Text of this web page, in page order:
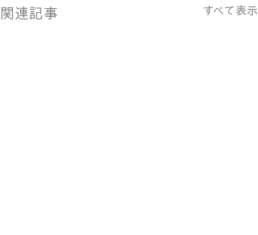
関連記事 すべて表示